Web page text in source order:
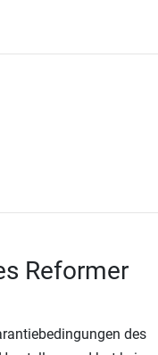
Reformer
des